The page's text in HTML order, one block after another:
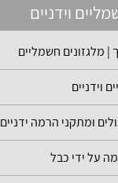
וידניים
מלגזונים חשמליים
וידניים
ומתקני הרמה ידניים
על ידי כבל